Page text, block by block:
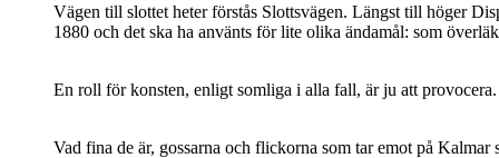
Vägen till slottet heter förstås Slottsvägen. Längst till höger
1880 och det ska ha använts för lite olika ändamål: som
En roll för konsten, enligt somliga i alla fall, är ju att
Vad fina de är, gossarna och flickorna som tar emot på Kalmar